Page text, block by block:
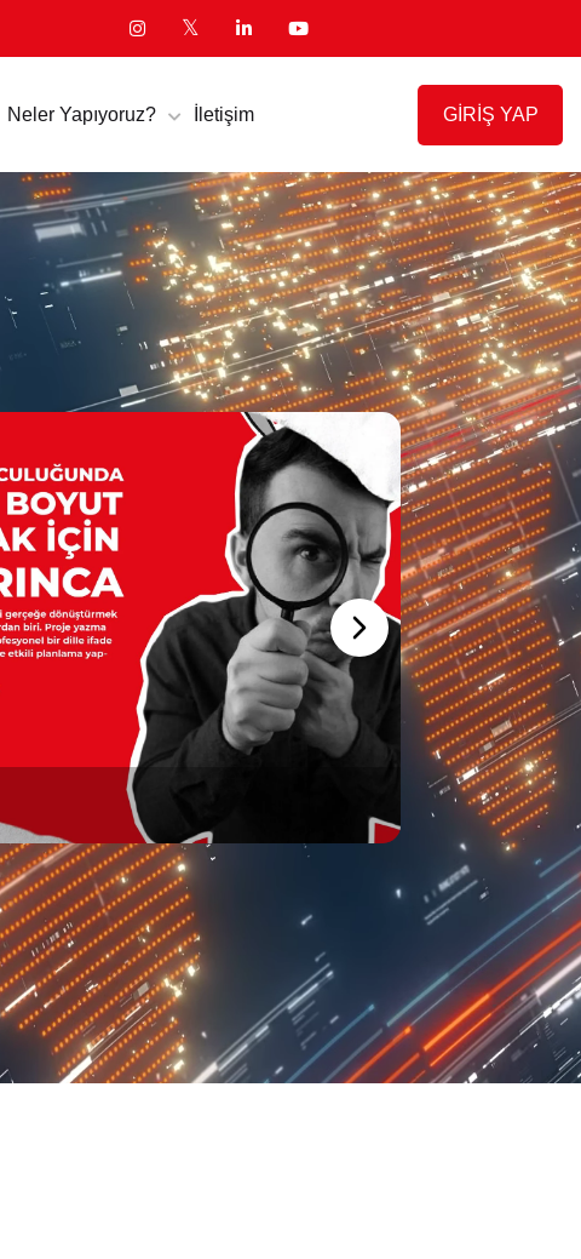
Neler Yapıyoruz? İletişim GİRİŞ YAP
Kaşif Karınca